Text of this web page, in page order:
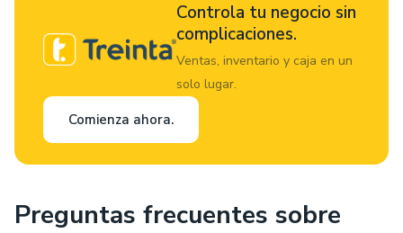
Controla tu negocio sin
complicaciones.
Ventas, inventario y caja en un
solo lugar.
Comienza ahora.
Preguntas frecuentes sobre